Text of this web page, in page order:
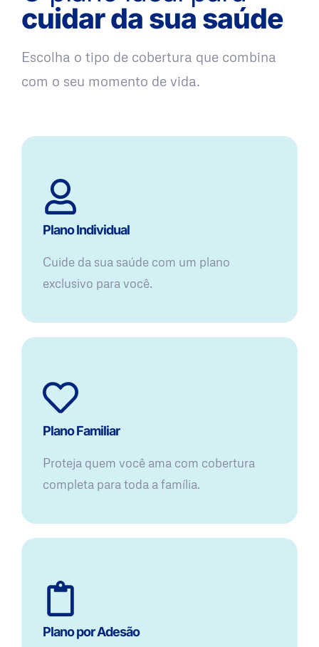
cuidar da sua saúde
Escolha o tipo de cobertura que combina
com o seu momento de vida.
Plano Individual
Cuide da sua saúde com um plano
exclusivo para você.
Plano Familiar
Proteja quem você ama com cobertura
completa para toda a família.
Plano por Adesão